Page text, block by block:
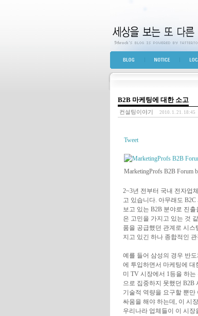
세상을 보는 또
BLOG TOP NOTICE
B2B 마케팅에 대한 소고
컨설팅이야기 2010. 1. 21. 18:45
Tweet
MarketingProfs B2B Forum
2~3년 전부터 국내 전자업
고 있습니다. 아무래도
보고 있는 B2B 분야로 진
은 고민을 가지고 있는 것
품을 공급했던 관계로 시
지고 있긴 하나 종합적인
예를 들어 삼성의 경우 반
에 투입하면서 마케팅에 대
미 TV 시장에서 1등을 하
으로 집중하지 못했던 B2B
기술적 역량을 요구할 뿐
싸움을 해야 하는데, 이 시
우리나라 업체들이 이 시장